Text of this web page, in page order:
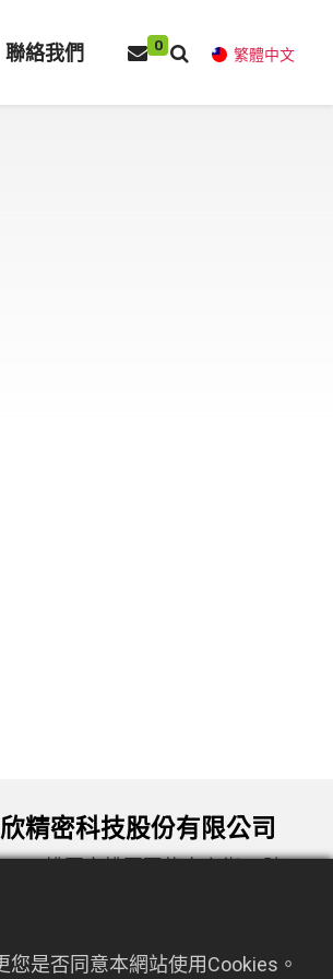
聯絡我們 0
繁體中文
精密科技股份有限公司
是否同意本網站使用Cookies。